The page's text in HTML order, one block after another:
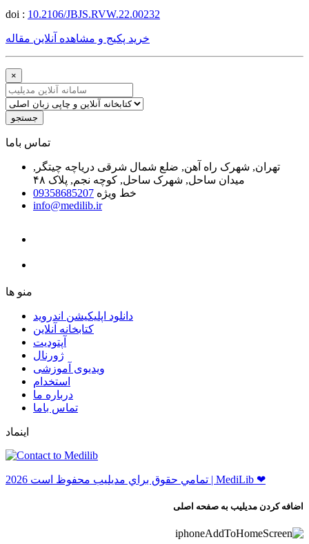
doi : 10.2106/JBJS.RVW.22.00232
خرید پکیج و مشاهده آنلاین مقاله
×
جستجو
ﺗﻤﺎﺱ ﺑﺎﻣﺎ
تهران, شهرک راه آهن, ضلع شمال شرقی دریاچه چیتگر,
میدان ساحل, شهرک ساحل, کوچه نجم, پلاک ۴۸
خط ویژه 09358685207
info@medilib.ir
ﻣﻨﻮ ﻫﺎ
دانلود اپلیکیشن اندروید
ﮐﺘﺎﺑﺨﺎﻧﻪ ﺁﻧﻼﯾﻦ
ﺁﭘﺘﻮﺩﯾﺖ
ﮊﻭﺭﻧﺎﻝ
ویدیوی آموزشی
استخدام
درباره ما
ﺗﻤﺎﺱ ﺑﺎﻣﺎ
اینماد
ﺗﻤﺎﻣﻲ ﺣﻘﻮﻕ ﺑﺮاﻱ ﻣﺪﻳﻠﻴﺐ ﻣﺤﻔﻮﻅ اﺳﺖ 2026 | MediLib ❤
اضافه کردن مدیلیب به صفحه اصلی